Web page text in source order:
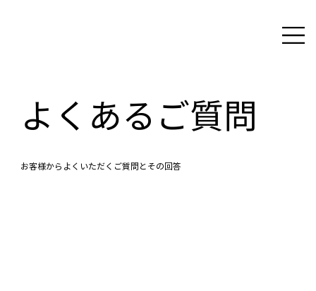
よくあるご質問
お客様からよくいただくご質問とその回答